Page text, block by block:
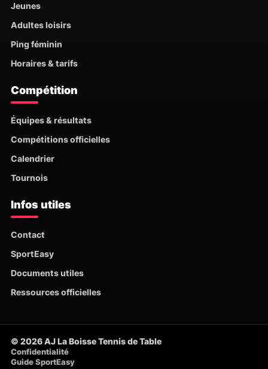
Jeunes
Adultes loisirs
Ping féminin
Horaires & tarifs
Compétition
Équipes & résultats
Compétitions officielles
Calendrier
Tournois
Infos utiles
Contact
SportEasy
Documents utiles
Ressources officielles
© 2026 AJ La Boisse Tennis de Table
Confidentialité
Guide SportEasy